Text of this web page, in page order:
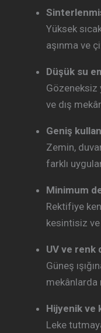
Yüksek
aşınma ve
Düşük su
Gözeneksiz
ve dış
Geniş
Zemin,
farklı
Minimum
Rektifiye
kesintisiz
UV ve renk
Güneş
mekânlarda
Hijyenik ve
Leke